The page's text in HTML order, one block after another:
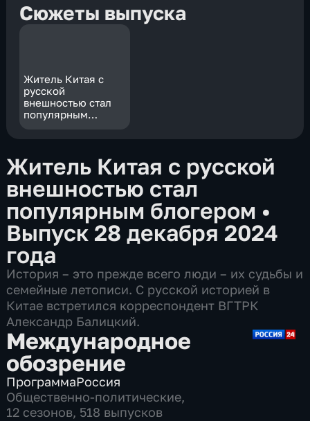
Сюжеты выпуска
Житель Китая с
русской
внешностью стал
популярным
Житель Китая с русской
внешностью стал
популярным блогером •
Выпуск 28 декабря 2024
года
История – это прежде всего люди – их судьбы и
семейные летописи. С русской историей в
Китае встретился корреспондент ВГТРК
Александр Балицкий.
Международное
обозрение
ПрограммаРоссия
Общественно-политические,
12 сезонов, 518 выпусков